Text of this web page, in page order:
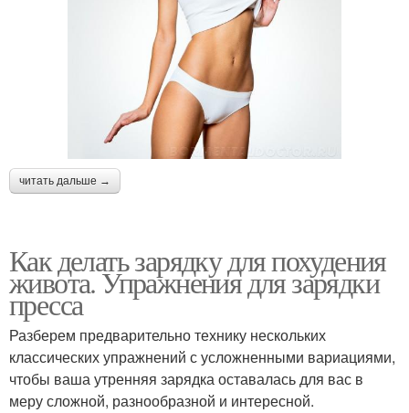
читать дальше →
Как делать зарядку для похудения
живота. Упражнения для зарядки
пресса
Разберем предварительно технику нескольких
классических упражнений с усложненными вариациями,
чтобы ваша утренняя зарядка оставалась для вас в
меру сложной, разнообразной и интересной.